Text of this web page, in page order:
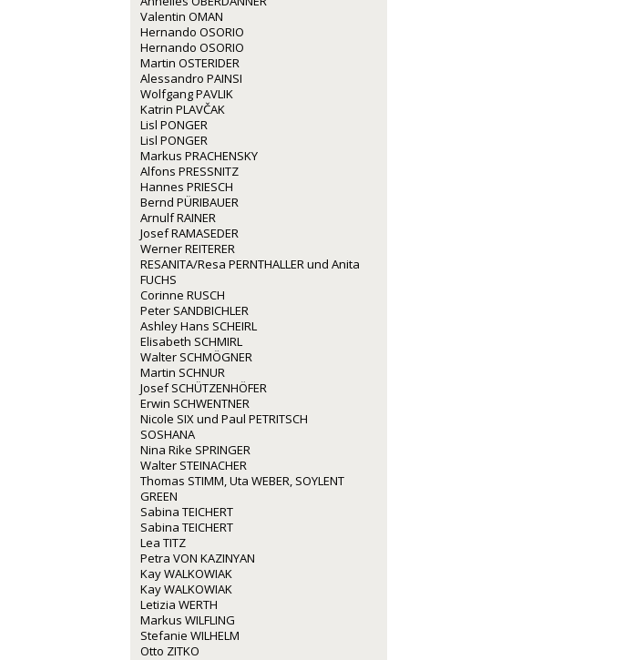
Valentin OMAN
Hernando OSORIO
Hernando OSORIO
Martin OSTERIDER
Alessandro PAINSI
Wolfgang PAVLIK
Katrin PLAVČAK
Lisl PONGER
Lisl PONGER
Markus PRACHENSKY
Alfons PRESSNITZ
Hannes PRIESCH
Bernd PÜRIBAUER
Arnulf RAINER
Josef RAMASEDER
Werner REITERER
RESANITA/Resa PERNTHALLER und Anita
FUCHS
Corinne RUSCH
Peter SANDBICHLER
Ashley Hans SCHEIRL
Elisabeth SCHMIRL
Walter SCHMÖGNER
Martin SCHNUR
Josef SCHÜTZENHÖFER
Erwin SCHWENTNER
Nicole SIX und Paul PETRITSCH
SOSHANA
Nina Rike SPRINGER
Walter STEINACHER
Thomas STIMM, Uta WEBER, SOYLENT
GREEN
Sabina TEICHERT
Sabina TEICHERT
Lea TITZ
Petra VON KAZINYAN
Kay WALKOWIAK
Kay WALKOWIAK
Letizia WERTH
Markus WILFLING
Stefanie WILHELM
Otto ZITKO